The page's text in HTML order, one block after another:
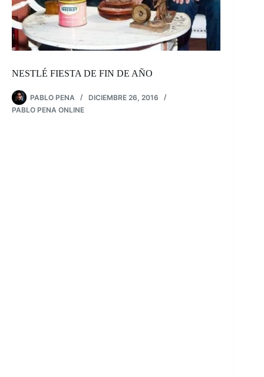
NESTLÉ FIESTA DE FIN DE AÑO
PABLO PENA
DICIEMBRE 26, 2016
PABLO PENA ONLINE